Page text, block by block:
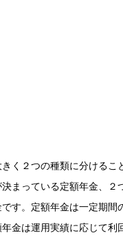
く２つの種類に分けるこ
まっている定額年金、２
す。定額年金は一定期間
金は運用実績に応じて利